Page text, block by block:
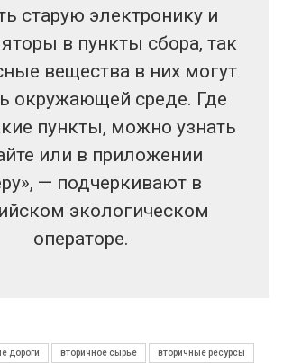
старую электронику и
в пункты сбора, так
вещества в них могут
окружающей среде. Где
пункты, можно узнать
или в приложении
— подчеркивают в
экологическом
операторе.
дороги вторичное сырьё вторичные ресурсы